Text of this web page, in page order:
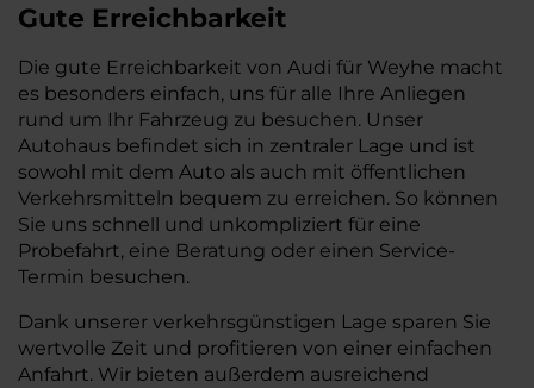
Gute Erreichbarkeit
Die gute Erreichbarkeit von Audi für Weyhe macht
es besonders einfach, uns für alle Ihre Anliegen
rund um Ihr Fahrzeug zu besuchen. Unser
Autohaus befindet sich in zentraler Lage und ist
sowohl mit dem Auto als auch mit öffentlichen
Verkehrsmitteln bequem zu erreichen. So können
Sie uns schnell und unkompliziert für eine
Probefahrt, eine Beratung oder einen Service-
Termin besuchen.
Dank unserer verkehrsgünstigen Lage sparen Sie
wertvolle Zeit und profitieren von einer einfachen
Anfahrt. Wir bieten außerdem ausreichend